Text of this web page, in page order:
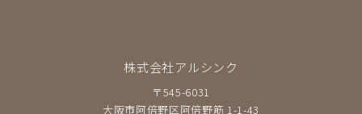
株式会社アルシンク
〒545-6031
大阪市阿倍野区阿倍野筋 1-1-43